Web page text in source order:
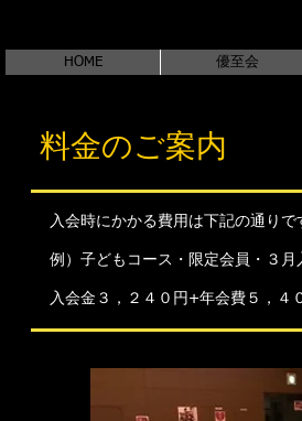
HOME 優至会
料金のご案内
入会時にかかる費用は下記の通りで
例）子どもコース・限定会員・３月
入会金３，２４０円+年会費５，４